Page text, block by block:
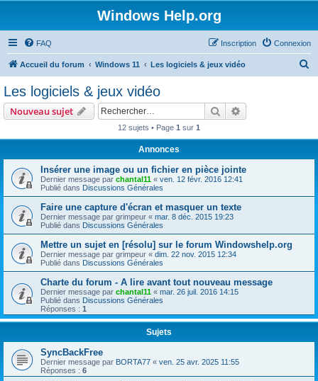
Windows Help.org
FAQ Connexion
Inscription
Accueil du forum Windows 11 Les logiciels & jeux vidéo
e
Les logiciels & jeux vidéo
Nouveau sujet Rechercher
12 sujets • Page 1 sur 1
Annonces
Insérer une image ou un fichier en pièce jointe
Dernier message par chantal11 « ven. 12 févr. 2016 12:41
Publié dans Discussions Générales
Faire une capture d'écran et masquer un texte
Dernier message par grimpeur « mar. 8 déc. 2015 19:23
Publié dans Discussions Générales
Mettre un sujet en [résolu] sur le forum Windowshelp.org
Dernier message par grimpeur « dim. 22 nov. 2015 12:34
Publié dans Discussions Générales
Charte du forum - A lire avant tout nouveau message
Dernier message par chantal11 « mar. 26 juil. 2016 14:15
Publié dans Discussions Générales
Réponses : 1
Sujets
SyncBackFree
Dernier message par BORTA77 « ven. 25 avr. 2025 11:55
Réponses : 6